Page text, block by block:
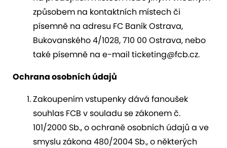
způsobem na kontaktních místech či
písemně na adresu FC Baník Ostrava,
Bukovanského 4/1028, 710 00 Ostrava, nebo
také písemně na e-mail ticketing@fcb.cz.
Ochrana osobních údajů
Zakoupením vstupenky dává fanoušek
souhlas FCB v souladu se zákonem č.
101/2000 Sb., o ochraně osobních údajů a ve
smyslu zákona 480/2004 Sb., o některých